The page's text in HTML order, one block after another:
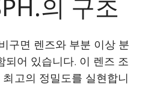
의 구조
구면 렌즈와 부분 이상 분
어 있습니다. 이 렌즈 조
고의 정밀도를 실현합니